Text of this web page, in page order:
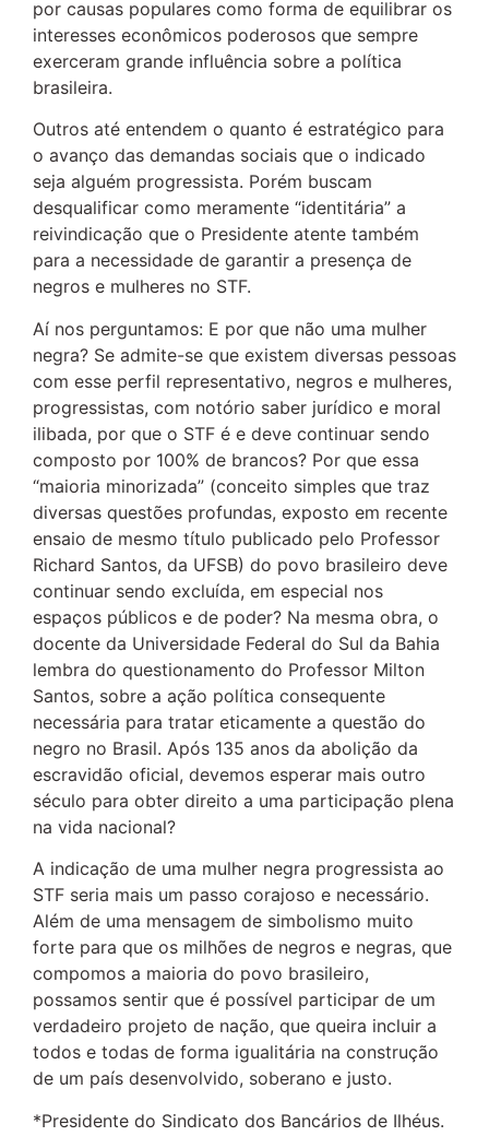
por causas populares como forma de equilibrar os
interesses econômicos poderosos que sempre
exerceram grande influência sobre a política
brasileira.
Outros até entendem o quanto é estratégico para
o avanço das demandas sociais que o indicado
seja alguém progressista. Porém buscam
desqualificar como meramente “identitária” a
reivindicação que o Presidente atente também
para a necessidade de garantir a presença de
negros e mulheres no STF.
Aí nos perguntamos: E por que não uma mulher
negra? Se admite-se que existem diversas pessoas
com esse perfil representativo, negros e mulheres,
progressistas, com notório saber jurídico e moral
ilibada, por que o STF é e deve continuar sendo
composto por 100% de brancos? Por que essa
“maioria minorizada” (conceito simples que traz
diversas questões profundas, exposto em recente
ensaio de mesmo título publicado pelo Professor
Richard Santos, da UFSB) do povo brasileiro deve
continuar sendo excluída, em especial nos
espaços públicos e de poder? Na mesma obra, o
docente da Universidade Federal do Sul da Bahia
lembra do questionamento do Professor Milton
Santos, sobre a ação política consequente
necessária para tratar eticamente a questão do
negro no Brasil. Após 135 anos da abolição da
escravidão oficial, devemos esperar mais outro
século para obter direito a uma participação plena
na vida nacional?
A indicação de uma mulher negra progressista ao
STF seria mais um passo corajoso e necessário.
Além de uma mensagem de simbolismo muito
forte para que os milhões de negros e negras, que
compomos a maioria do povo brasileiro,
possamos sentir que é possível participar de um
verdadeiro projeto de nação, que queira incluir a
todos e todas de forma igualitária na construção
de um país desenvolvido, soberano e justo.
*Presidente do Sindicato dos Bancários de Ilhéus.